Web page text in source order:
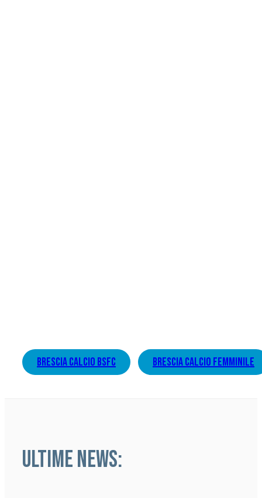
brescia calcio bsfc brescia calcio femminile
ULTIME NEWS: